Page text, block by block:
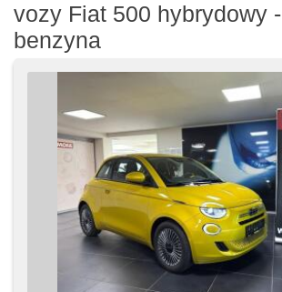
vozy Fiat 500 hybrydowy -
benzyna